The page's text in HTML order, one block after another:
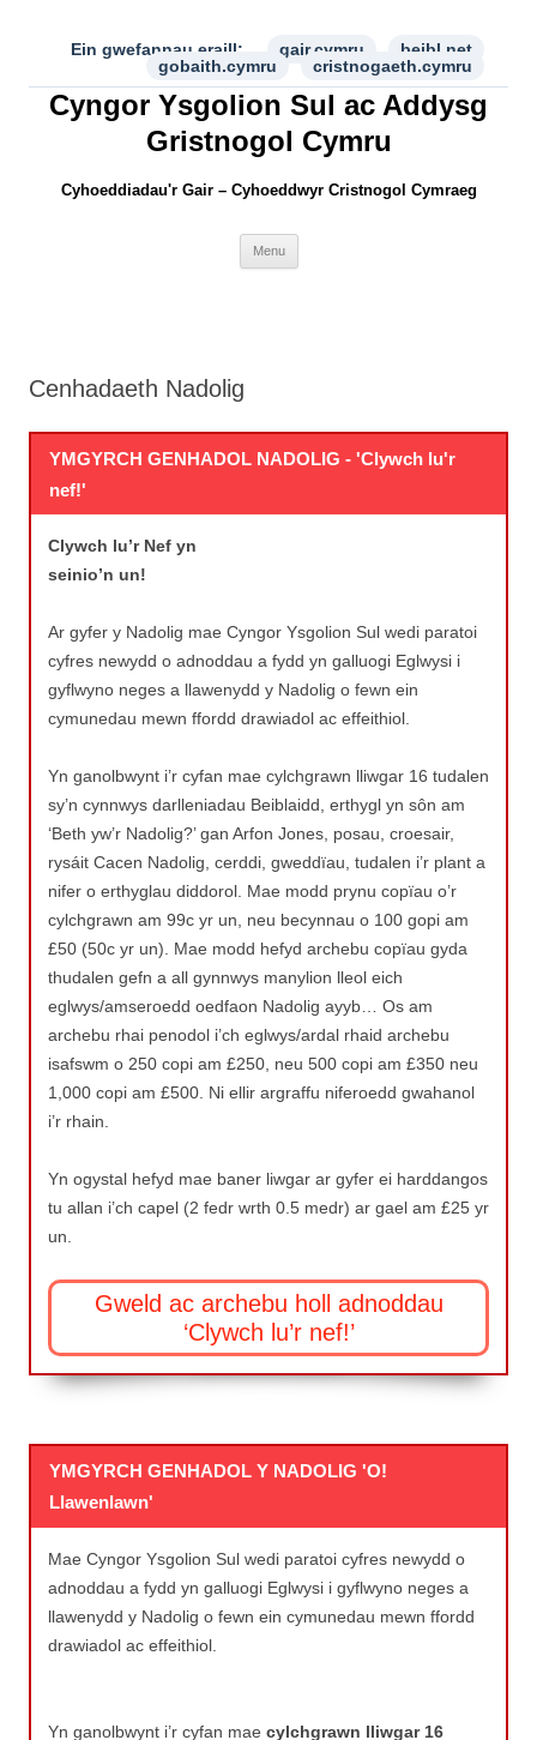
contentEin gwefannau eraill: gair.cymru
beibl.net
gobaith.cymru
cristnogaeth.cymru
Cyngor Ysgolion Sul ac Addysg
Gristnogol Cymru
Cyhoeddiadau'r Gair – Cyhoeddwyr Cristnogol Cymraeg
Menu
Cenhadaeth Nadolig
YMGYRCH GENHADOL NADOLIG - 'Clywch lu'r
nef!'
Clywch lu’r Nef yn
seinio’n un!
Ar gyfer y Nadolig mae Cyngor Ysgolion Sul wedi paratoi
cyfres newydd o adnoddau a fydd yn galluogi Eglwysi i
gyflwyno neges a llawenydd y Nadolig o fewn ein
cymunedau mewn ffordd drawiadol ac effeithiol.
Yn ganolbwynt i’r cyfan mae cylchgrawn lliwgar 16 tudalen
sy’n cynnwys darlleniadau Beiblaidd, erthygl yn sôn am
‘Beth yw’r Nadolig?’ gan Arfon Jones, posau, croesair,
rysáit Cacen Nadolig, cerddi, gweddïau, tudalen i’r plant a
nifer o erthyglau diddorol. Mae modd prynu copïau o’r
cylchgrawn am 99c yr un, neu becynnau o 100 gopi am
£50 (50c yr un). Mae modd hefyd archebu copïau gyda
thudalen gefn a all gynnwys manylion lleol eich
eglwys/amseroedd oedfaon Nadolig ayyb… Os am
archebu rhai penodol i’ch eglwys/ardal rhaid archebu
isafswm o 250 copi am £250, neu 500 copi am £350 neu
1,000 copi am £500. Ni ellir argraffu niferoedd gwahanol
i’r rhain.
Yn ogystal hefyd mae baner liwgar ar gyfer ei harddangos
tu allan i’ch capel (2 fedr wrth 0.5 medr) ar gael am £25 yr
un.
Gweld ac archebu holl adnoddau
‘Clywch lu’r nef!’
YMGYRCH GENHADOL Y NADOLIG 'O!
Llawenlawn'
Mae Cyngor Ysgolion Sul wedi paratoi cyfres newydd o
adnoddau a fydd yn galluogi Eglwysi i gyflwyno neges a
llawenydd y Nadolig o fewn ein cymunedau mewn ffordd
drawiadol ac effeithiol.
Yn ganolbwynt i’r cyfan mae cylchgrawn lliwgar 16